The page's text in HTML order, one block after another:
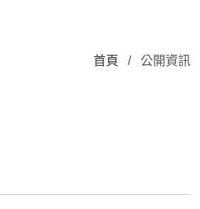
首頁 / 公開資訊